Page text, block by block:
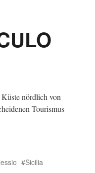
nördlich von
Tourismus
Sicilia